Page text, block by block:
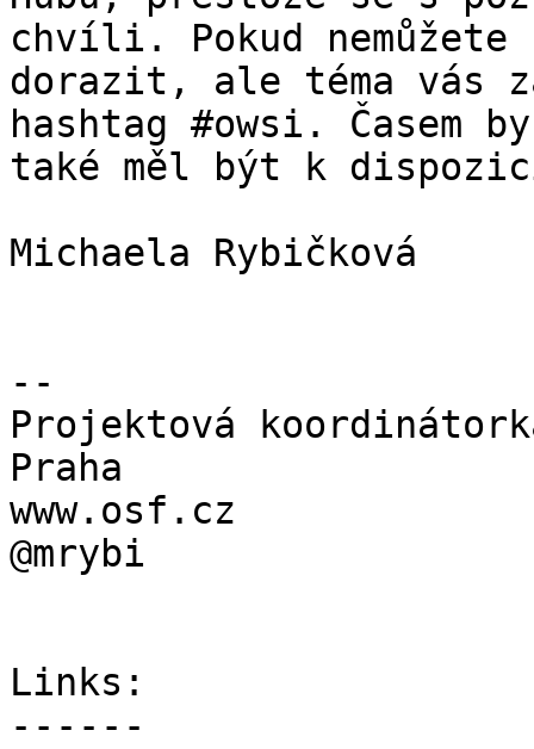
chvíli. Pokud nemůžete
dorazit, ale téma vás
hashtag #owsi. Časem by
také měl být k
Michaela Rybičková
--
Projektová
Praha
www.osf.cz
@mrybi
Links:
------